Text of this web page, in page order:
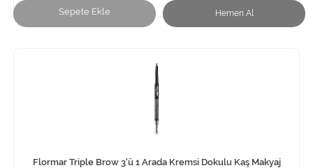
Sepete Ekle Hemen Al
Flormar Triple Brow 3'ü 1 Arada Kremsi Dokulu Kaş Makyaj